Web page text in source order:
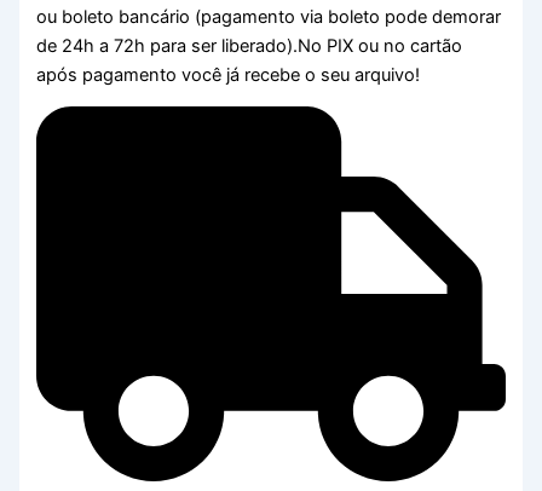
ou boleto bancário (pagamento via boleto pode demorar
de 24h a 72h para ser liberado).No PIX ou no cartão
após pagamento você já recebe o seu arquivo!